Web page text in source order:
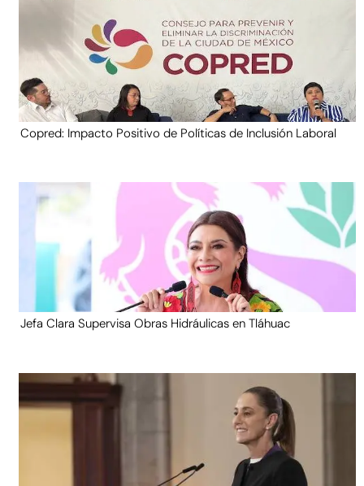
Copred: Impacto Positivo de Políticas de Inclusión Laboral
Jefa Clara Supervisa Obras Hidráulicas en Tláhuac